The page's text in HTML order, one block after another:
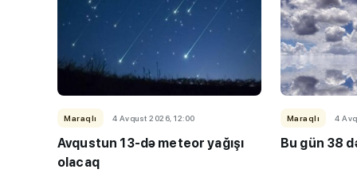
Maraqlı 4 Avqust 2026, 12:00
Avqustun 13-də meteor yağışı
olacaq
Maraqlı 4
Bu gün 38